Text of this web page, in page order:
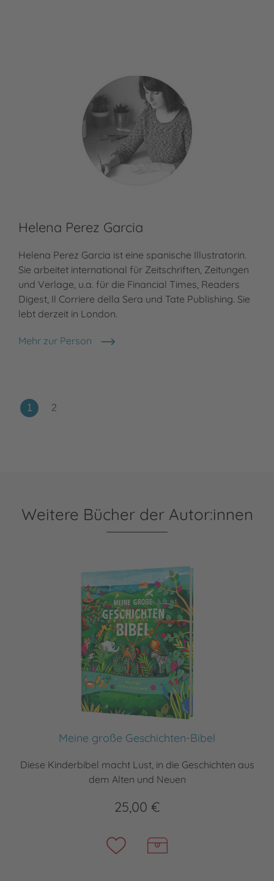
Helena Perez Garcia
Helena Perez Garcia ist eine spanische Illustratorin.
Sie arbeitet international für Zeitschriften, Zeitungen
und Verlage, u.a. für die Financial Times, Readers
Digest, Il Corriere della Sera und Tate Publishing. Sie
lebt derzeit in London.
Mehr zur Person
Helena Perez Garcia
Weitere Bücher der Autor:innen
Meine große Geschichten-Bibel
Diese Kinderbibel macht Lust, in die Geschichten aus
dem Alten und Neuen
25,00 €